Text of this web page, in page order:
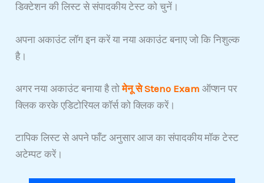
डिक्टेशन की लिस्ट से संपादकीय टेस्ट को चुनें।
अपना अकाउंट लॉग इन करें या नया अकाउंट बनाए जो कि निशुल्क
है।
अगर नया अकाउंट बनाया है तोमेनू से Steno Exam ऑप्शन पर
क्लिक करके एडिटोरियल कॉर्स को क्लिक करें।
टापिक लिस्ट से अपने फाँट अनुसार आज का संपादकीय मॉक टेस्ट
अटेम्पट करें।